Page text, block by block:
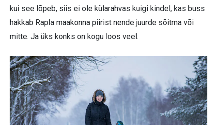
kui see lõpeb, siis ei ole külarahvas kuigi kindel, kas buss
hakkab Rapla maakonna piirist nende juurde sõitma või
mitte. Ja üks konks on kogu loos veel.